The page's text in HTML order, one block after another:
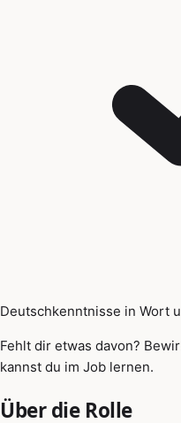
Deutschkenntnisse in Wort
Fehlt dir etwas davon?
kannst du im Job lernen.
Über die Rolle